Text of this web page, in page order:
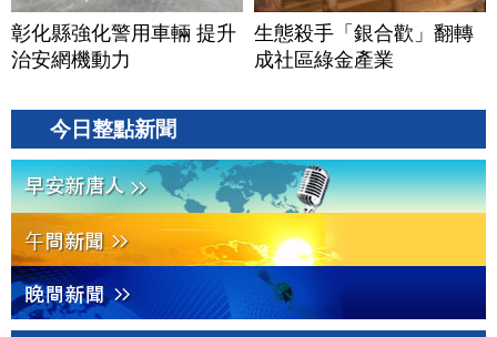
彰化縣強化警用車輛 提升
治安網機動力
生態殺手「銀合歡」翻轉
成社區綠金產業
今日整點新聞